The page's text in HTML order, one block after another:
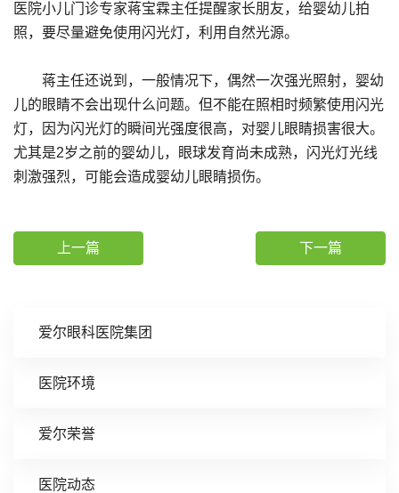
爱尔眼科医院集团
医院环境
爱尔荣誉
医院动态
医院小儿门诊专家蒋宝霖主任提醒家长朋友，给婴幼儿拍
照，要尽量避免使用闪光灯，利用自然光源。
蒋主任还说到，一般情况下，偶然一次强光照射，婴幼
儿的眼睛不会出现什么问题。但不能在照相时频繁使用闪光
灯，因为闪光灯的瞬间光强度很高，对婴儿眼睛损害很大。
尤其是2岁之前的婴幼儿，眼球发育尚未成熟，闪光灯光线
刺激强烈，可能会造成婴幼儿眼睛损伤。
上一篇 下一篇